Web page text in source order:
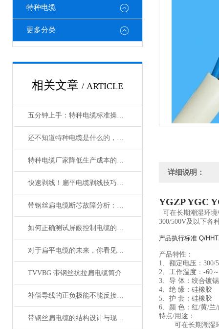
特种电缆
更多分类
相关文章 / ARTICLE
五分钟上手：特种电缆标准操作流程详解
还不知道特种电缆是什么的，请看这里！
特种电缆厂家降低生产成本的合理手段
快速剥线！扁平电缆剥线技巧分享
带钢丝扁电缆断芯故障分析：从钢丝疲劳到导体断裂的连锁反应
如何正确测试屏蔽控制电缆的性能和质量？
对于扁平电缆的未来，你看见希望了吗？
TVVBG 带钢丝抗拉扁电缆简介
补偿导线的正负极能不能反接呢？
带钢丝扁电缆的结构设计与现场安装维修注意事项
详细说明：
YGZP YGC
可在长期潮湿环
300/500V及以下各
产品执行标准 Q/
产品特性：
1、额定电压：300/
2、工作温度：-60
3、导 体：绞合镀
4、绝 缘：硅橡胶
5、护 套：硅橡胶
6、颜 色：红/黄/兰
特点/用途：
可在长期潮湿环